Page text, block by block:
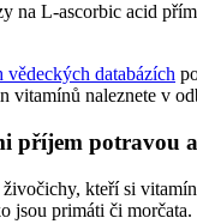
na L-ascorbic acid
vědeckých databázích
vitamínů naleznete v
příjem potravou
kteří si
jsou primáti či morčata.